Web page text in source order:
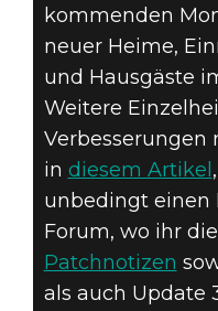
kommenden
neuer Heime,
und Hausgäste
Weitere
Verbesserungen
in diesem Artikel
unbedingt einen
Forum, wo ihr
Patchnotizen
als auch Update